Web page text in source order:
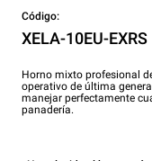
Código:
XELA-10EU-EXRS
Horno mixto profesional
operativo de última
manejar perfectamente
panadería.